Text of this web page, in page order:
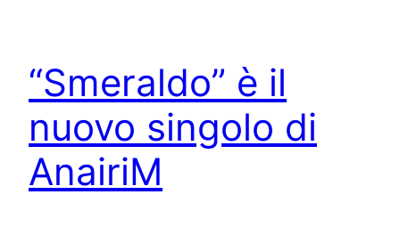
“Smeraldo” è il
nuovo singolo di
AnairiM